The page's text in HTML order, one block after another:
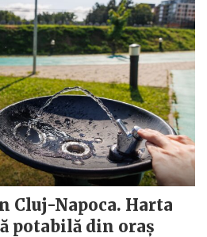
Cluj-Napoca. Harta
potabilă din oraș